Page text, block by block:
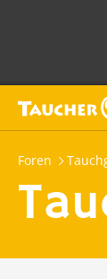
Foren